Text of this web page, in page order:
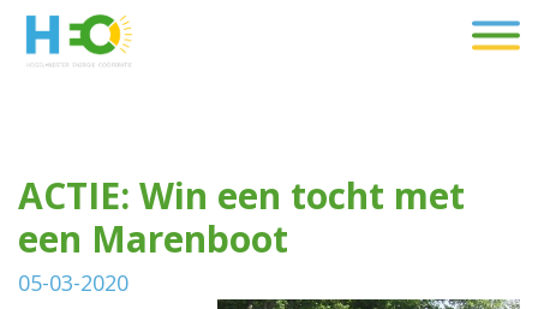
ACTIE: Win een tocht met
een Marenboot
05-03-2020